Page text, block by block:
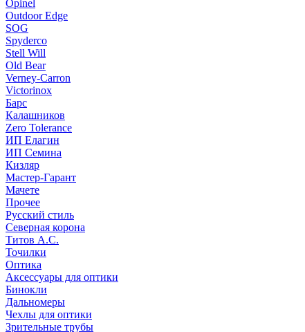
Opinel
Outdoor Edge
SOG
Spyderco
Stell Will
Old Bear
Verney-Carron
Victorinox
Барс
Калашников
Zero Tolerance
ИП Елагин
ИП Семина
Кизляр
Мастер-Гарант
Мачете
Прочее
Русский стиль
Северная корона
Титов А.С.
Точилки
Оптика
Аксессуары для оптики
Бинокли
Дальномеры
Чехлы для оптики
Зрительные трубы